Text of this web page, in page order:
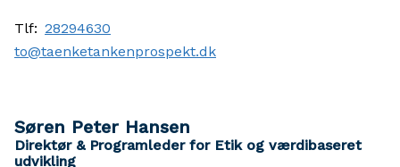
Tlf: 28294630
to@taenketankenprospekt.dk
Søren Peter Hansen
Direktør & Programleder for Etik og værdibaseret
udvikling